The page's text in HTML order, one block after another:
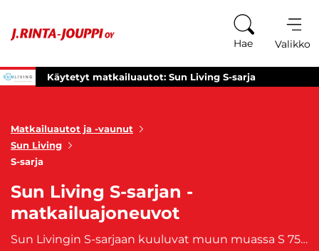
Hae Valikko
Käytetyt matkailuautot: Sun Living S-sarja
Matkailuautot ja -vaunut
Sun Living
S-sarja
Sun Living S-sarjan -
matkailuajoneuvot
Sun Livingin S-sarjaan kuuluvat muun muassa S 75 SL, S 75 SC, S 70 SL, S 70 SC, S 70 DF sekä S 65 SL -matkailuautomallit. S-sarjan autoissa on joko neljä tai kuusi hyväksyttyä istumapaikkaa. Myös hyväksytyt vuodepaikat vaihtelevat neljästä kuuteen.